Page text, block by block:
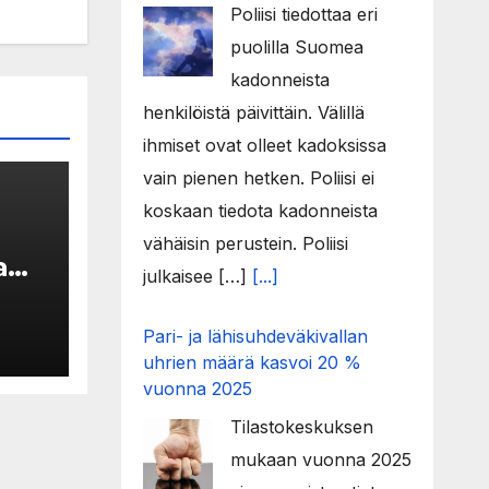
Poliisi tiedottaa eri
puolilla Suomea
kadonneista
henkilöistä päivittäin. Välillä
ihmiset ovat olleet kadoksissa
vain pienen hetken. Poliisi ei
koskaan tiedota kadonneista
vähäisin perustein. Poliisi
julkaisee […] [...]
Pari- ja lähisuhdeväkivallan
uhrien määrä kasvoi 20 %
vuonna 2025
Tilastokeskuksen
mukaan vuonna 2025